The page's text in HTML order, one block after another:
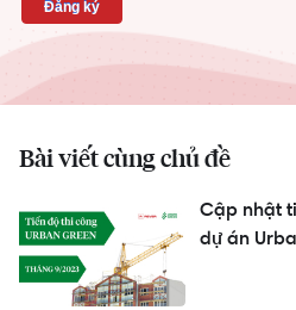
Bài viết cùng chủ đề
Cập nhật
dự án